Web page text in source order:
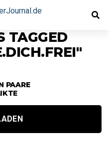
TAGGED
PAARE